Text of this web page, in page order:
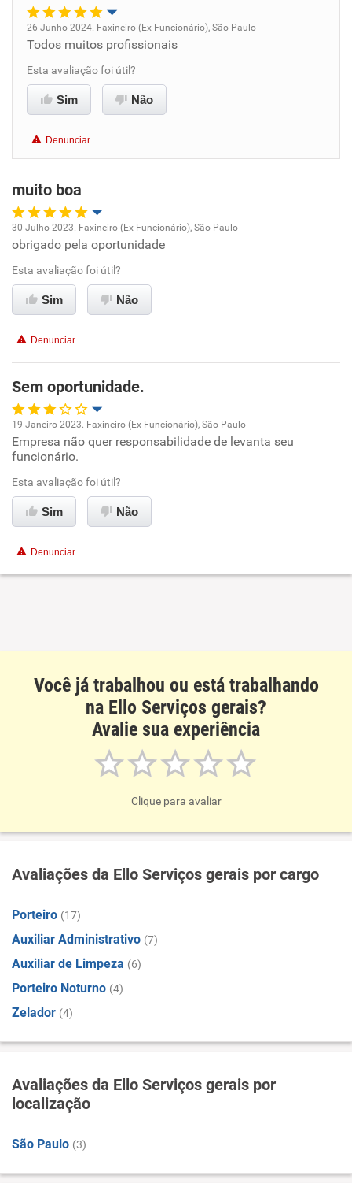
Oportunidade de promoção
Ambiente de trabalho
Benefícios
Recomenda esta empresa
Recomenda a diretoria
26 Junho 2024. Faxineiro (Ex-Funcionário), São Paulo
Todos muitos profissionais
Esta avaliação foi útil?
Sim Não
Denunciar
muito boa
Oportunidade de promoção
Ambiente de trabalho
Benefícios
Recomenda esta empresa
Recomenda a diretoria
30 Julho 2023. Faxineiro (Ex-Funcionário), São Paulo
obrigado pela oportunidade
Esta avaliação foi útil?
Sim Não
Denunciar
Sem oportunidade.
Oportunidade de promoção
Ambiente de trabalho
Conciliação com a vida familiar
19 Janeiro 2023. Faxineiro (Ex-Funcionário), São Paulo
Empresa não quer responsabilidade de levanta seu
funcionário.
Esta avaliação foi útil?
Sim Não
Denunciar
Você já trabalhou ou está trabalhando
na Ello Serviços gerais?
Avalie sua experiência
Clique para avaliar
Avaliações da Ello Serviços gerais por cargo
Porteiro (17)
Auxiliar Administrativo (7)
Auxiliar de Limpeza (6)
Porteiro Noturno (4)
Zelador (4)
Avaliações da Ello Serviços gerais por
localização
São Paulo (3)